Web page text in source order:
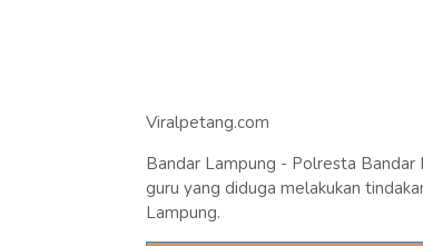
Viralpetang.com
Bandar Lampung - Polresta Bandar
guru yang diduga melakukan
Lampung.